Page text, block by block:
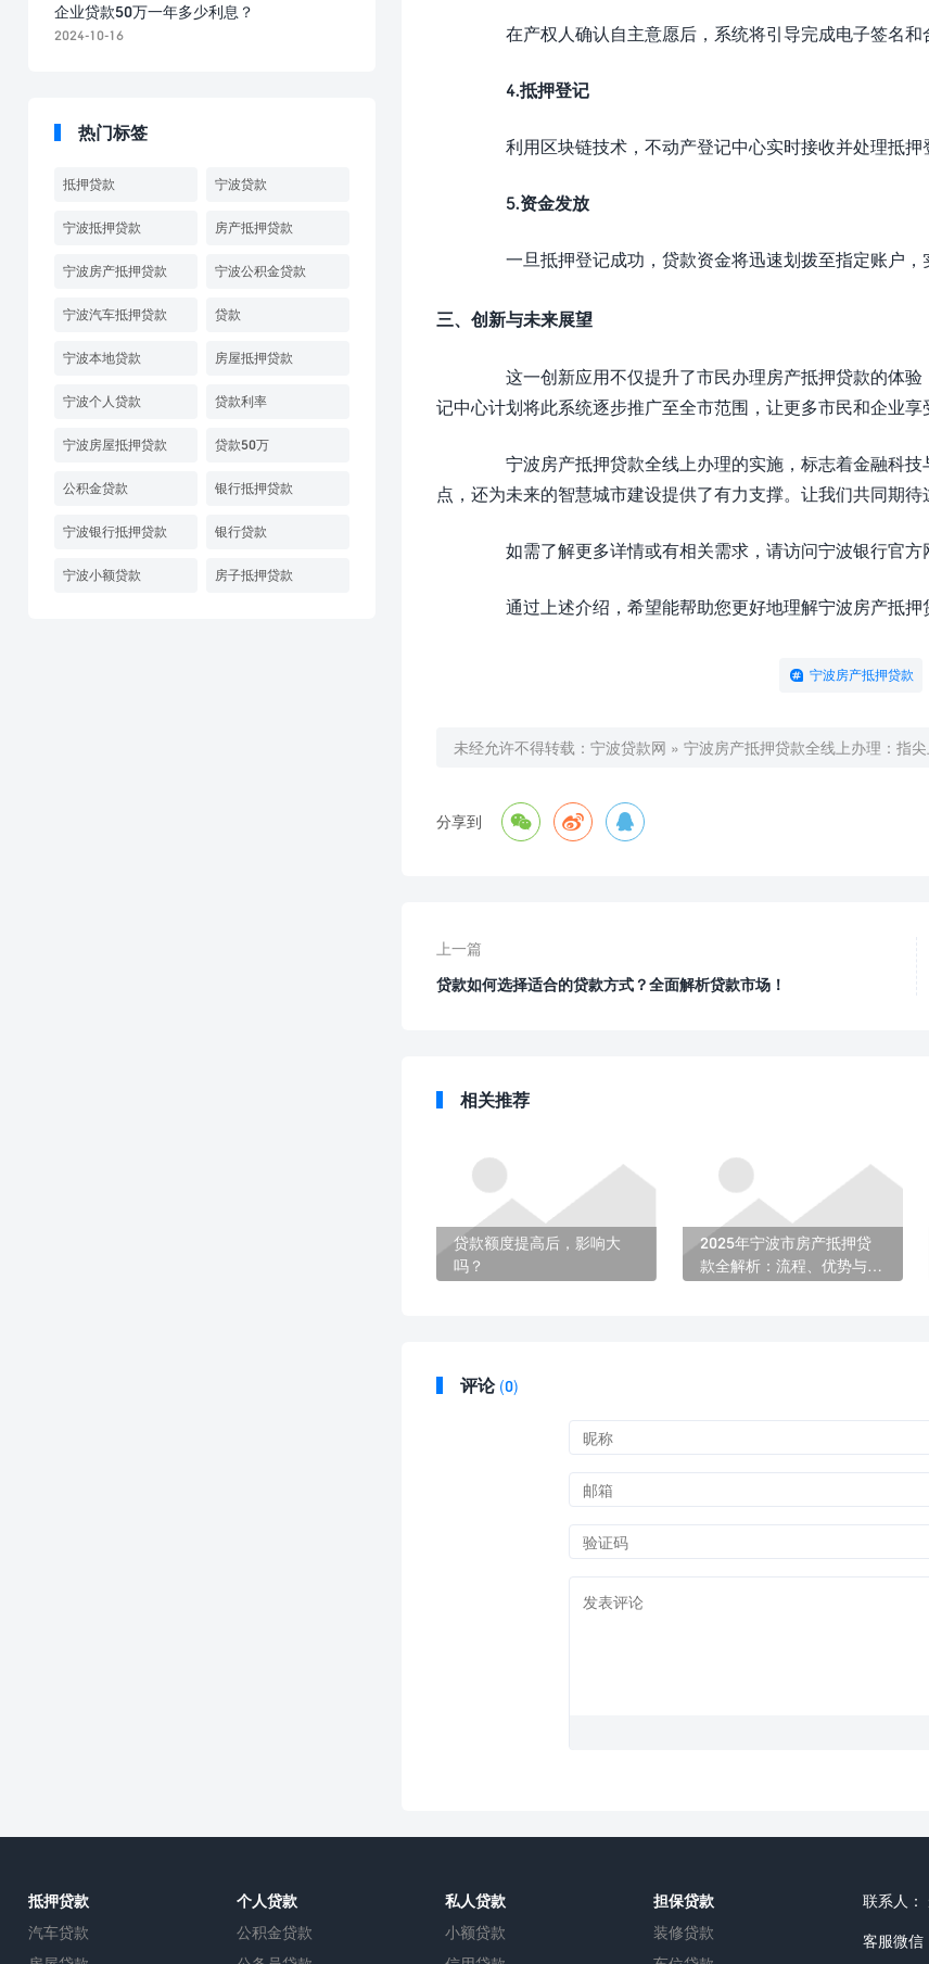
在产权人确认自主意愿后，系统将引导完成电子签名和
4.抵押登记
利用区块链技术，不动产登记中心实时接收并处理抵押
5.资金发放
一旦抵押登记成功，贷款资金将迅速划拨至指定账户，
三、创新与未来展望
这一创新应用不仅提升了市民办理房产抵押贷款的体验
记中心计划将此系统逐步推广至全市范围，让更多市民和企业享
宁波房产抵押贷款全线上办理的实施，标志着金融科技
点，还为未来的智慧城市建设提供了有力支撑。让我们共同期待
如需了解更多详情或有相关需求，请访问宁波银行官方
通过上述介绍，希望能帮助您更好地理解宁波房产抵押
宁波房产抵押贷款
未经允许不得转载： 宁波贷款网 » 宁波房产抵押贷款全线上办理：指
分享到
上一篇
贷款如何选择适合的贷款方式？全面解析贷款市场！
相关推荐
贷款额度提高后，影响大
吗？
2025年宁波市房产抵押贷
款全解析：流程、优势与申
评论 (0)
企业贷款50万一年多少利息？
2024-10-16
热门标签
抵押贷款 宁波贷款
宁波抵押贷款 房产抵押贷款
宁波房产抵押贷款 宁波公积金贷款
宁波汽车抵押贷款 贷款
宁波本地贷款 房屋抵押贷款
宁波个人贷款 贷款利率
宁波房屋抵押贷款 贷款50万
公积金贷款 银行抵押贷款
宁波银行抵押贷款 银行贷款
宁波小额贷款 房子抵押贷款
抵押贷款
汽车贷款
个人贷款
公积金贷款
私人贷款
小额贷款
担保贷款
装修贷款
联系人：
客服微信